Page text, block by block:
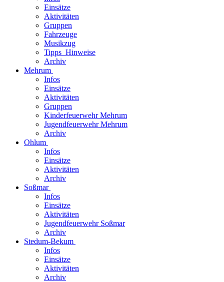
Einsätze
Aktivitäten
Gruppen
Fahrzeuge
Musikzug
Tipps_Hinweise
Archiv
Mehrum
Infos
Einsätze
Aktivitäten
Gruppen
Kinderfeuerwehr Mehrum
Jugendfeuerwehr Mehrum
Archiv
Ohlum
Infos
Einsätze
Aktivitäten
Archiv
Soßmar
Infos
Einsätze
Aktivitäten
Jugendfeuerwehr Soßmar
Archiv
Stedum-Bekum
Infos
Einsätze
Aktivitäten
Archiv